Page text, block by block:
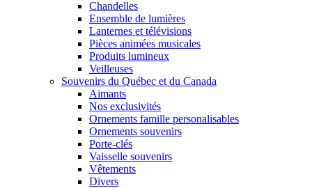
Chandelles
Ensemble de lumières
Lanternes et télévisions
Pièces animées musicales
Produits lumineux
Veilleuses
Souvenirs du Québec et du Canada
Aimants
Nos exclusivités
Ornements famille personalisables
Ornements souvenirs
Porte-clés
Vaisselle souvenirs
Vêtements
Divers